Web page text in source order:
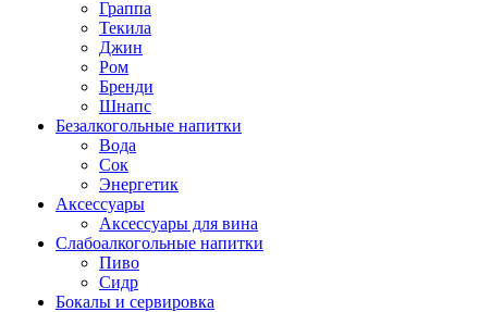
Граппа
Текила
Джин
Ром
Бренди
Шнапс
Безалкогольные напитки
Вода
Сок
Энергетик
Аксессуары
Аксессуары для вина
Слабоалкогольные напитки
Пиво
Сидр
Бокалы и сервировка